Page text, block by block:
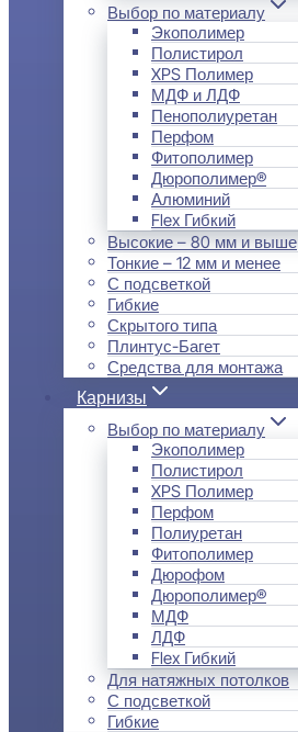
Выбор по материалу
Экополимер
Полистирол
XPS Полимер
МДФ и ЛДФ
Пенополиуретан
Перфом
Фитополимер
Дюрополимер®
Алюминий
Flex Гибкий
Высокие – 80 мм и выше
Тонкие – 12 мм и менее
С подсветкой
Гибкие
Скрытого типа
Плинтус-Багет
Средства для монтажа
Карнизы
Выбор по материалу
Экополимер
Полистирол
XPS Полимер
Перфом
Полиуретан
Фитополимер
Дюрофом
Дюрополимер®
МДФ
ЛДФ
Flex Гибкий
Для натяжных потолков
С подсветкой
Гибкие